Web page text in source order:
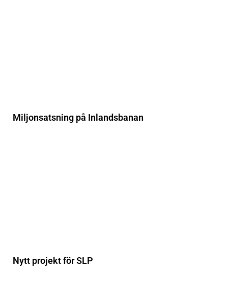
Miljonsatsning på Inlandsbanan
Nytt projekt för SLP